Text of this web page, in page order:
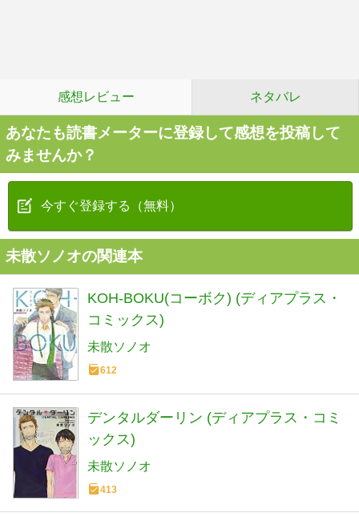
感想レビュー ネタバレ
あなたも読書メーターに登録して感想を投稿して
みませんか？
今すぐ登録する（無料）
未散ソノオの関連本
KOH-BOKU(コーボク) (ディアプラス・
コミックス)
未散ソノオ
612
デンタルダーリン (ディアプラス・コミ
ックス)
未散ソノオ
413